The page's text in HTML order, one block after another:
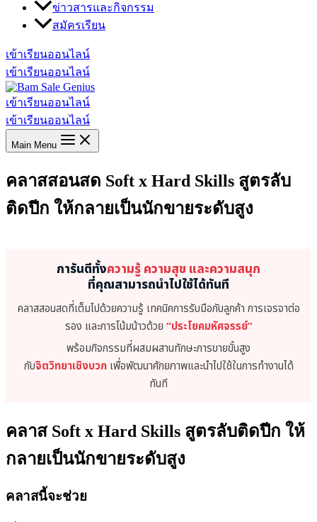
ข่าวสารและกิจกรรม
สมัครเรียน
เข้าเรียนออนไลน์
เข้าเรียนออนไลน์
เข้าเรียนออนไลน์
เข้าเรียนออนไลน์
Main Menu
คลาสสอนสด Soft x Hard Skills สูตรลับ
ติดปีก ให้กลายเป็นนักขายระดับสูง
การันตีทั้งความรู้ ความสุข และความสนุก
ที่คุณสามารถนำไปใช้ได้ทันที
คลาสสอนสดที่เต็มไปด้วยความรู้ เทคนิคการรับมือกับลูกค้า การเจรจาต่อ
รอง และการโน้มน้าวด้วย “ประโยคมหัศจรรย์”
พร้อมกิจกรรมที่ผสมผสานทักษะการขายขั้นสูง
กับจิตวิทยาเชิงบวกเพื่อพัฒนาศักยภาพและนำไปใช้ในการทำงานได้
ทันที
คลาส Soft x Hard Skills สูตรลับติดปีก ให้
กลายเป็นนักขายระดับสูง
คลาสนี้จะช่วย